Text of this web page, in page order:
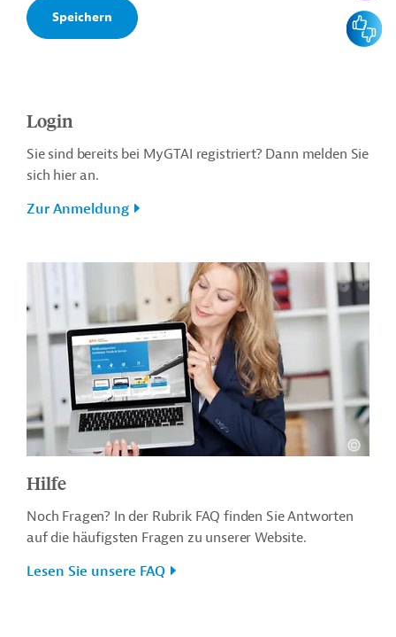
Login
Sie sind bereits bei MyGTAI registriert? Dann melden Sie
sich hier an.
Zur Anmeldung
Hilfe
Noch Fragen? In der Rubrik FAQ finden Sie Antworten
auf die häufigsten Fragen zu unserer Website.
Lesen Sie unsere FAQ